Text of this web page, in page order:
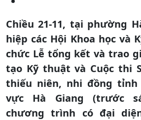
Chiều 21-11, tại phường
hiệp các Hội Khoa học và
chức Lễ tổng kết và trao
tạo Kỹ thuật và Cuộc thi
thiếu niên, nhi đồng tỉnh
vực Hà Giang (trước
chương trình có đại